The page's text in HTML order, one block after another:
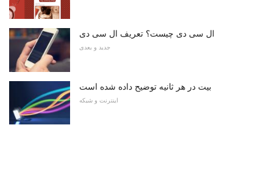
ال سی دی چیست؟ تعریف ال سی دی
جدید و بعدی
بیت در هر ثانیه توضیح داده شده است
اینترنت و شبکه